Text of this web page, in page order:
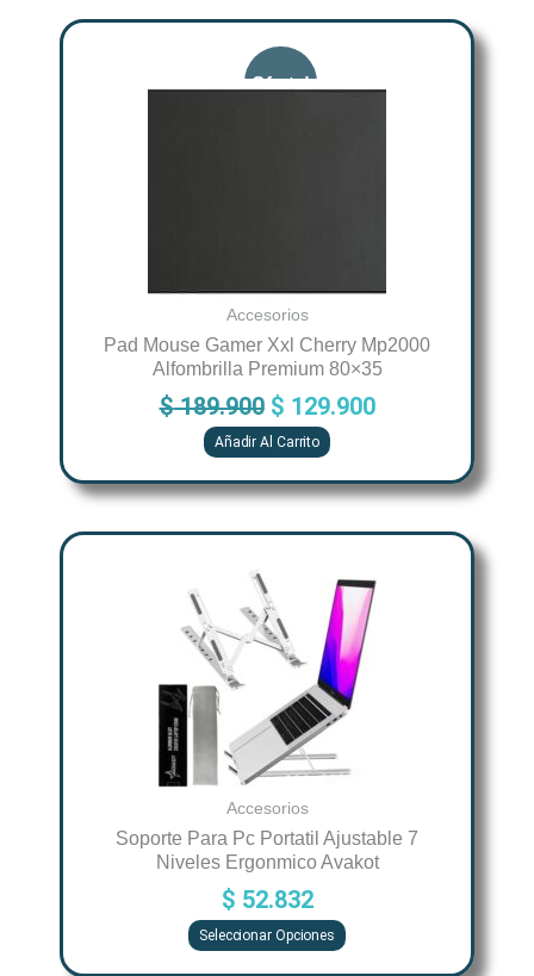
Accesorios
Pad Mouse Gamer Xxl Cherry Mp2000
Alfombrilla Premium 80×35
$189.900
price
was:
$ 129.900
is:
Añadir Al Carrito
Accesorios
Soporte Para Pc Portatil Ajustable 7
Niveles Ergonmico Avakot
$ 52.832
Seleccionar Opciones
producto
tiene
múltiples
variantes.
Las
opciones
se
pueden
elegir
en
la
página
de